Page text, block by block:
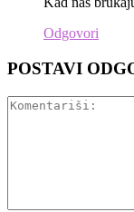
Odgovori
POSTAVI